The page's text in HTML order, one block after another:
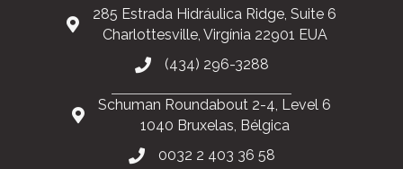
285 Estrada Hidráulica Ridge, Suite 6
Charlottesville, Virgínia 22901 EUA
(434) 296-3288
Schuman Roundabout 2-4, Level 6
1040 Bruxelas, Bélgica
0032 2 403 36 58